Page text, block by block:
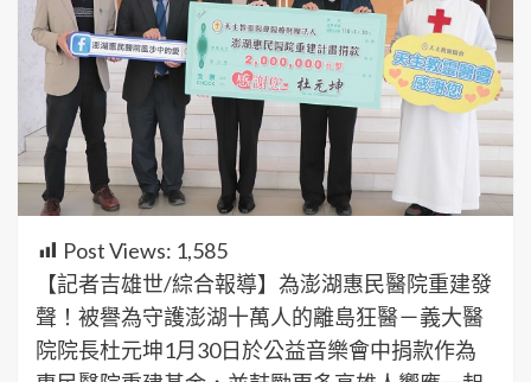
Post Views: 1,585
【記者吉雄世/綜合報導】為澎湖惠民醫院重建發
聲！被譽為守護澎湖十萬人的離島狂醫－義大醫
院院長杜元坤1月30日於公益音樂會中捐款作為